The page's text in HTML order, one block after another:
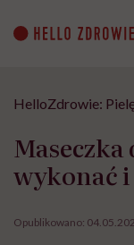
content
HelloZdrowie:
wykonać
Opublikowano: